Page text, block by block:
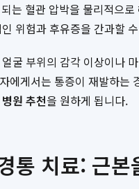
는 혈관 압박을 물리적으
위험과 후유증을 간과할
굴 부위의 감각 이상이나
에게서는 통증이 재발하
원 추천을 원하게 됩니다.
통 치료: 근